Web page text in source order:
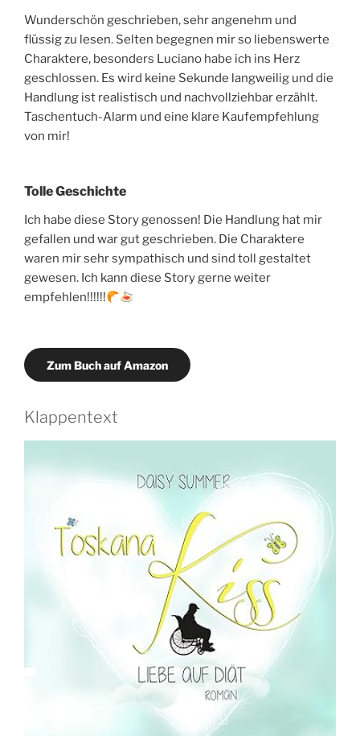
Wunderschön geschrieben, sehr angenehm und
flüssig zu lesen. Selten begegnen mir so liebenswerte
Charaktere, besonders Luciano habe ich ins Herz
geschlossen. Es wird keine Sekunde langweilig und die
Handlung ist realistisch und nachvollziehbar erzählt.
Taschentuch-Alarm und eine klare Kaufempfehlung
von mir!
Tolle Geschichte
Ich habe diese Story genossen! Die Handlung hat mir
gefallen und war gut geschrieben. Die Charaktere
waren mir sehr sympathisch und sind toll gestaltet
gewesen. Ich kann diese Story gerne weiter
empfehlen!!!!!!
Zum Buch auf Amazon
Klappentext